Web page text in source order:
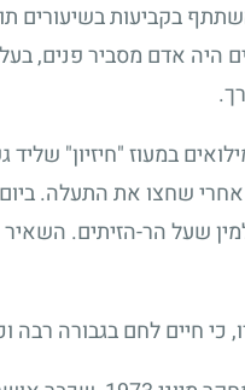
בקביעות בשיעורים
היה אדם מסביר פנים,
במעוז "חיזיון"
שחצו את התעלה.
שעל הר-הזיתים.
חיים לחם בגבורה רבה